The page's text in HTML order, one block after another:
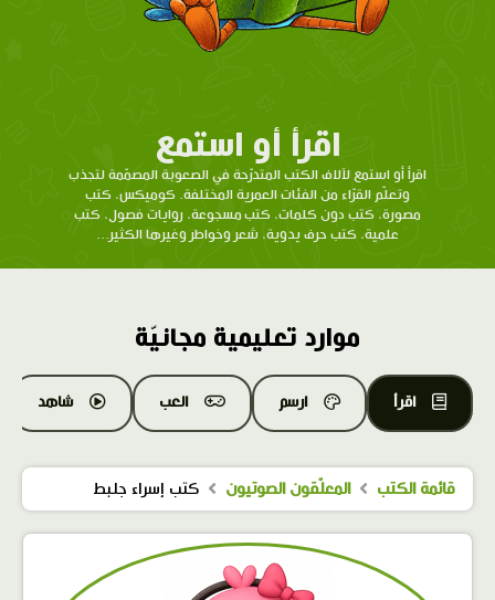
اقرأ أو استمع
اقرأ أو استمع لآلاف الكتب المتدرّحة في الصعوبة المصمّمة لتجذب
وتعلّم القرّاء من الفئات العمرية المختلفة. كوميكس، كتب
مصورة، كتب دون كلمات، كتب مسجوعة، روايات فصول، كتب
علمية، كتب حرف يدوية، شعر وخواطر وغيرها الكثير...
موارد تعليمية مجانيّة
اقرأ ارسم العب شاهد
قائمة الكتب المعلّقون الصوتيون كتب إسراء جلبط